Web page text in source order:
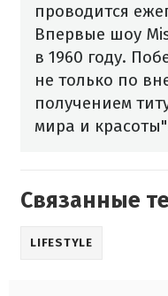
проводится
Впервые шоу
в 1960 году.
не только по
получением
мира и
Связанные
LIFESTYLE